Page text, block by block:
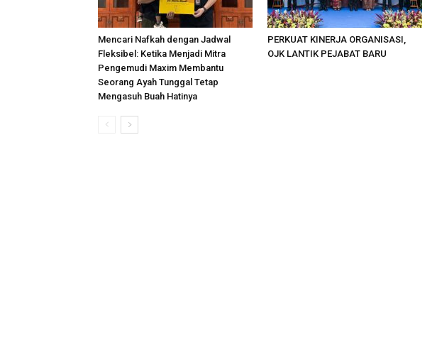
Mencari Nafkah dengan Jadwal
Fleksibel: Ketika Menjadi Mitra
Pengemudi Maxim Membantu
Seorang Ayah Tunggal Tetap
Mengasuh Buah Hatinya
PERKUAT KINERJA ORGANISASI,
OJK LANTIK PEJABAT BARU